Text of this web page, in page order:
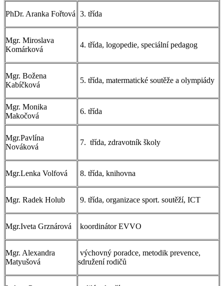
PhDr. Aranka Fořtová 3. třída
Mgr. Miroslava
Komárková
4. třída, logopedie, speciální pedagog
Mgr. Božena
Kabíčková
5. třída, matermatické soutěže a olympiády
Mgr. Monika
Makočová
6. třída
Mgr.Pavlína
Nováková
7. třída, zdravotník školy
Mgr.Lenka Volfová 8. třída, knihovna
Mgr. Radek Holub 9. třída, organizace sport. soutěží, ICT
Mgr.Iveta Grznárová koordinátor EVVO
Mgr. Alexandra
Matyušová
výchovný poradce, metodik prevence,
sdružení rodičů